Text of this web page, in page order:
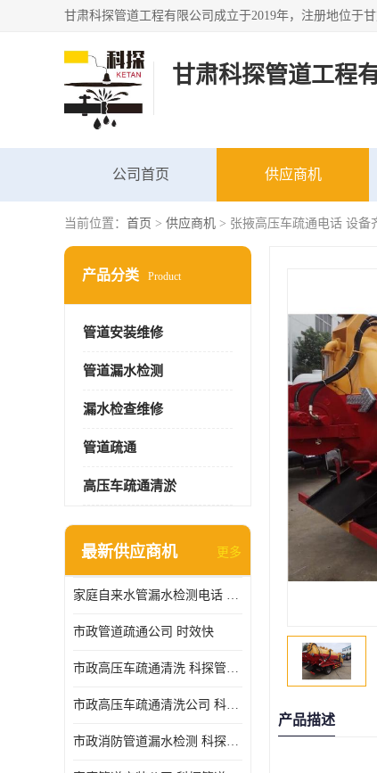
甘肃科探管道工程
公司首页 供应商机
当前位置： 首页 > 供应商机 > 张掖高压车疏通电话 设备
产品分类 Product
管道安装维修
管道漏水检测
漏水检查维修
管道疏通
高压车疏通清淤
最新供应商机 更多
家庭自来水管漏水检测电话 服务周到
市政管道疏通公司 时效快
市政高压车疏通清洗 科探管道工程 设备齐
市政高压车疏通清洗公司 科探管道工程 经验丰富
市政消防管道漏水检测 科探管道工程 快速上门
产品描述